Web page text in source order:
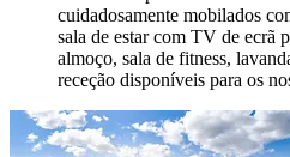
cuidadosamente mobilados
sala de estar com TV de ecrã
almoço, sala de fitness,
receção disponíveis para os